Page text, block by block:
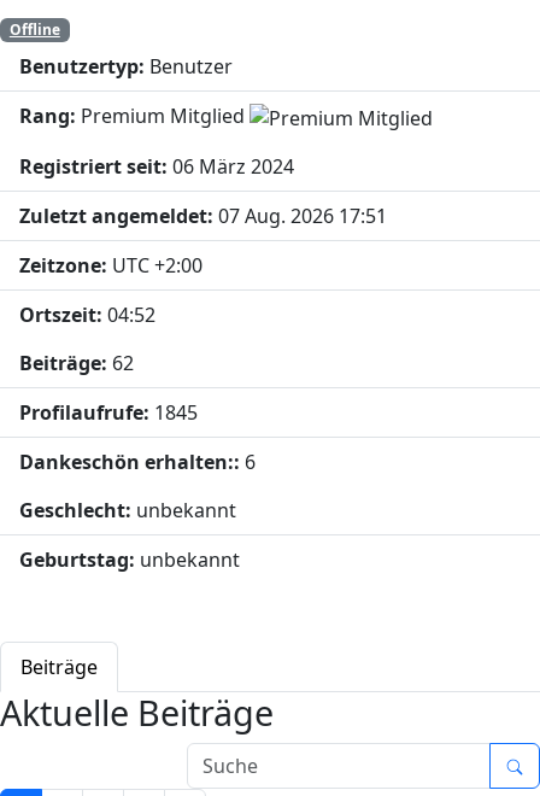
Offline
Benutzertyp: Benutzer
Rang: Premium Mitglied
Registriert seit: 06 März 2024
Zuletzt angemeldet: 07 Aug. 2026 17:51
Zeitzone: UTC +2:00
Ortszeit: 04:52
Beiträge: 62
Profilaufrufe: 1845
Dankeschön erhalten:: 6
Geschlecht: unbekannt
Geburtstag: unbekannt
Beiträge
Aktuelle Beiträge